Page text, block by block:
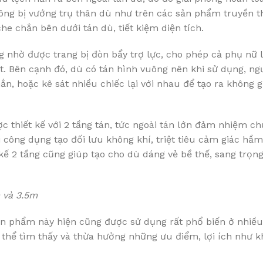
bị vướng trụ thân dù như trên các sản phẩm truyền
chắn bên dưới tán dù, tiết kiệm diện tích.
nhờ được trang bị đòn bẩy trợ lực, cho phép cả phụ nữ
cạnh đó, dù có tán hình vuông nên khi sử dụng,
hoặc kê sát nhiều chiếc lại với nhau để tạo ra không
thiết kế với 2 tầng tán, tức ngoài tán lớn đảm nhiệm
dụng tạo đối lưu không khí, triệt tiêu cảm giác
2 tầng cũng giúp tạo cho dù dáng vẻ bề thế, sang
3.5m
phẩm này hiện cũng được sử dụng rất phổ biến ở
tìm thấy và thừa hưởng những ưu điểm, lợi ích như